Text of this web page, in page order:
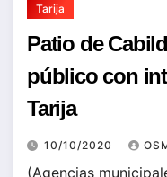
Tarija
Patio de
público con
Tarija
10/10/2020
(Agencias